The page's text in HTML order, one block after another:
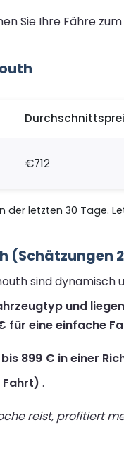
Sie Ihre Fähre
€712
letzten 30 Tage.
(Schätzungen
sind
und
für eine einfache
899 € in einer
Fahrt) .
reist, profitiert